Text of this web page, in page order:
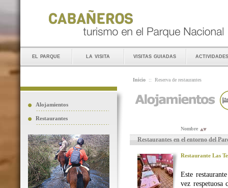
el parque la visita visitas guiadas actividades
Alojamientos
Restaurantes
Inicio :: Reserva de restaurantes
Nombre
Restaurantes en el entorno del
Restaurante Las
Este
vez